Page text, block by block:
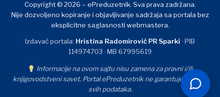
Copyright © 2026 – ePreduzetnik. Sva prava zadržana.
Nije dozvoljeno kopiranje i objavljivanje sadržaja sa portala bez
eksplicitne saglasnosti webmastera.
Izdavač portala: Hristina Radomirović PR Sparki · PIB
114974703 · MB 67995619
Informacije na ovom sajtu nisu zamena za pravni i/ili
knjigovodstveni savet. Portal ePreduzetnik ne garantuje tačnost
svih podataka.